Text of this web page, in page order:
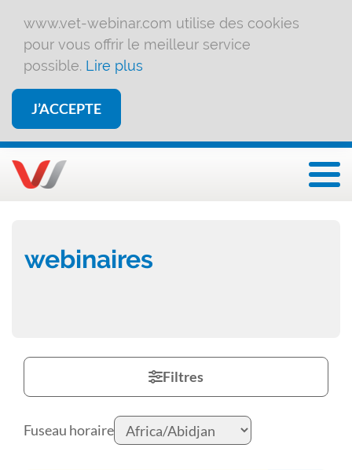
www.vet-webinar.com utilise des cookies
pour vous offrir le meilleur service
possible. Lire plus
J’ACCEPTE
webinaires
Filtres
Fuseau horaire